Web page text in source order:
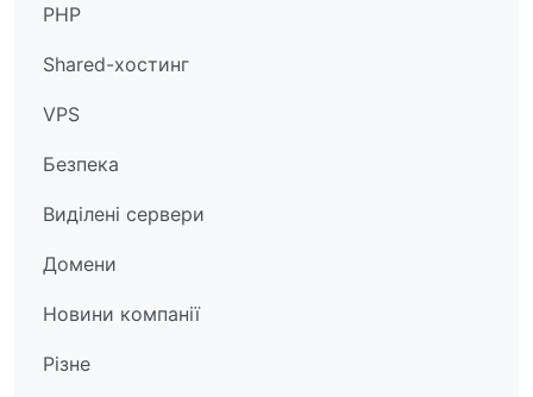
PHP
Shared-хостинг
VPS
Безпека
Виділені сервери
Домени
Новини компанії
Різне